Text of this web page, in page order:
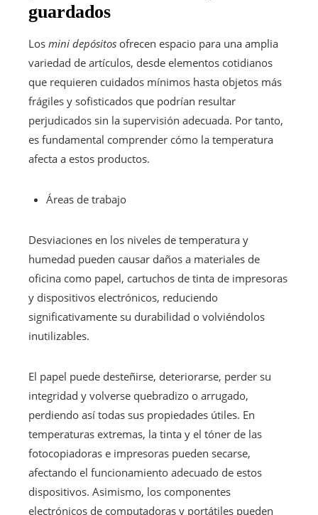
guardados
Los mini depósitos ofrecen espacio para una amplia
variedad de artículos, desde elementos cotidianos
que requieren cuidados mínimos hasta objetos más
frágiles y sofisticados que podrían resultar
perjudicados sin la supervisión adecuada. Por tanto,
es fundamental comprender cómo la temperatura
afecta a estos productos.
Áreas de trabajo
Desviaciones en los niveles de temperatura y
humedad pueden causar daños a materiales de
oficina como papel, cartuchos de tinta de impresoras
y dispositivos electrónicos, reduciendo
significativamente su durabilidad o volviéndolos
inutilizables.
El papel puede desteñirse, deteriorarse, perder su
integridad y volverse quebradizo o arrugado,
perdiendo así todas sus propiedades útiles. En
temperaturas extremas, la tinta y el tóner de las
fotocopiadoras e impresoras pueden secarse,
afectando el funcionamiento adecuado de estos
dispositivos. Asimismo, los componentes
electrónicos de computadoras y portátiles pueden